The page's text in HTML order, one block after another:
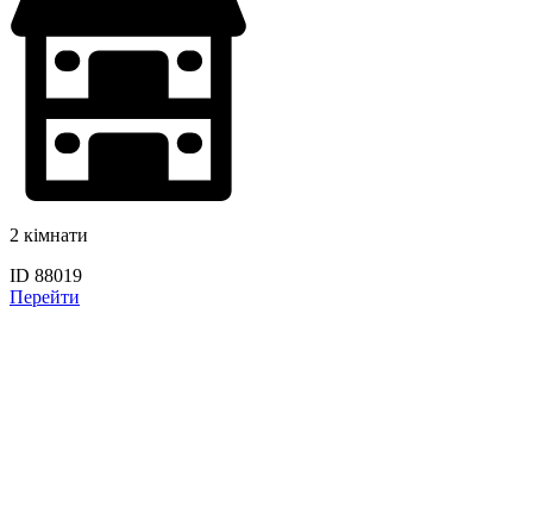
2 кімнати
ID 88019
Перейти